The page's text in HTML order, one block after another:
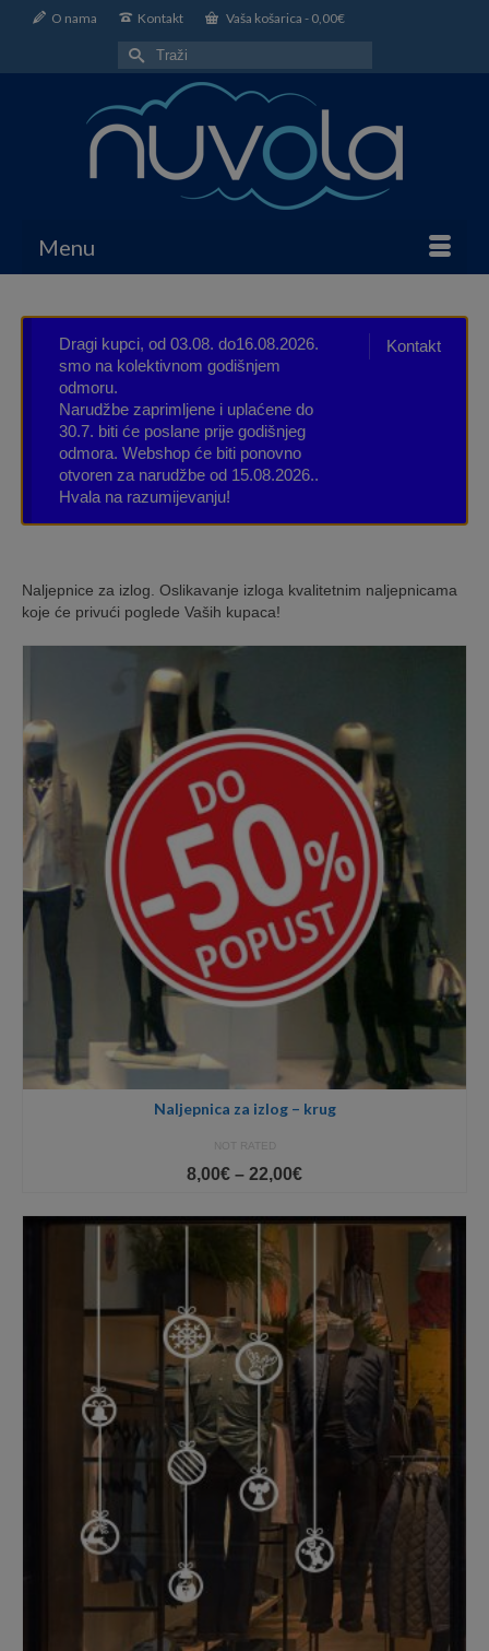
O nama Kontakt Vaša košarica - 0,00€
Search
for:
Menu
Kontakt
Dragi kupci, od 03.08. do16.08.2026.
smo na kolektivnom godišnjem
odmoru.
Narudžbe zaprimljene i uplaćene do
30.7. biti će poslane prije godišnjeg
odmora. Webshop će biti ponovno
otvoren za narudžbe od 15.08.2026..
Hvala na razumijevanju!
Naljepnice za izlog. Oslikavanje izloga kvalitetnim naljepnicama
koje će privući poglede Vaših kupaca!
Naljepnica za izlog – krug
NOT RATED
8,00€ – 22,00€Price
8,00€
22,00€